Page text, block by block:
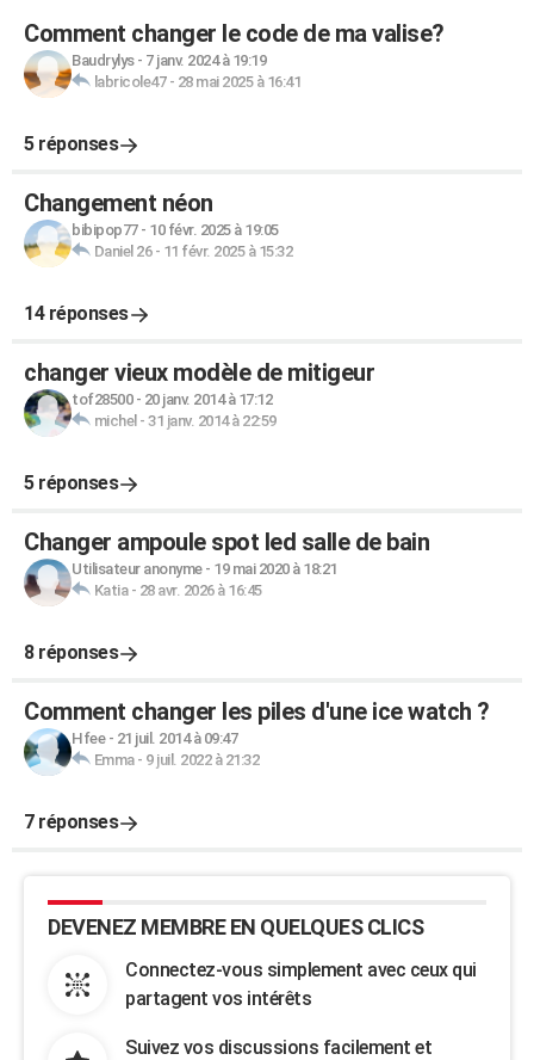
Comment changer le code de ma valise?
Baudrylys- 7 janv. 2024 à 19:19
labricole47- 28 mai 2025 à 16:41
5 réponses
Changement néon
bibipop77- 10 févr. 2025 à 19:05
Daniel 26- 11 févr. 2025 à 15:32
14 réponses
changer vieux modèle de mitigeur
tof28500- 20 janv. 2014 à 17:12
michel - 31 janv. 2014 à 22:59
5 réponses
Changer ampoule spot led salle de bain
Utilisateur anonyme- 19 mai 2020 à 18:21
Katia- 28 avr. 2026 à 16:45
8 réponses
Comment changer les piles d'une ice watch ?
Hfee- 21 juil. 2014 à 09:47
Emma- 9 juil. 2022 à 21:32
7 réponses
DEVENEZ MEMBRE EN QUELQUES CLICS
Connectez-vous simplement avec ceux qui
partagent vos intérêts
Suivez vos discussions facilement et